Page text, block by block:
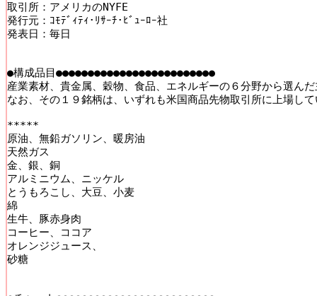
取引所：アメリカのNYFE
発行元：ｺﾓﾃﾞｨﾃｨ･ﾘｻｰﾁ･ﾋﾞｭｰﾛｰ社
発表日：毎日
●構成品目●●●●●●●●●●●●●●●●●●●●●●●●●
産業素材、貴金属、穀物、食品、エネルギーの６分野から選ん
なお、その１９銘柄は、いずれも米国商品先物取引所に上場し
*****
原油、無鉛ガソリン、暖房油
天然ガス
金、銀、銅
アルミニウム、ニッケル
とうもろこし、大豆、小麦
綿
生牛、豚赤身肉
コーヒー、ココア
オレンジジュース、
砂糖